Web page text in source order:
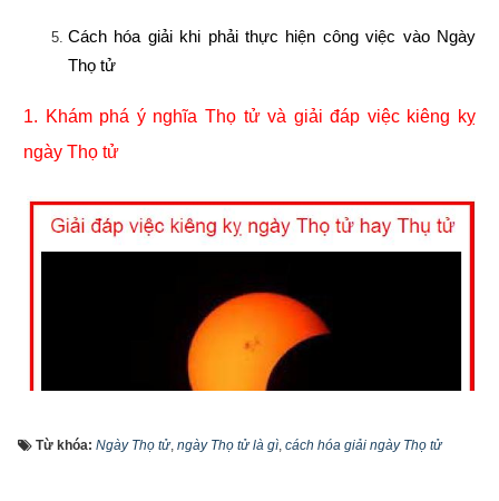
Cách hóa giải khi phải thực hiện công việc vào Ngày
Thọ tử
1. Khám phá ý nghĩa Thọ tử và giải đáp việc kiêng kỵ
ngày Thọ tử
Từ khóa: Ngày Thọ tử, ngày Thọ tử là gì, cách hóa giải ngày Thọ tử